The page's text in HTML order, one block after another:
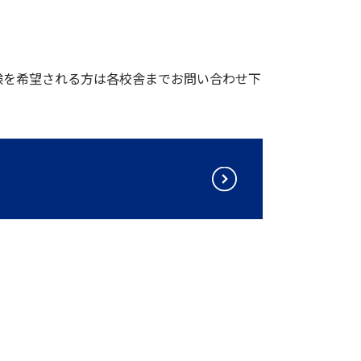
希望される方は各校舎までお問い合わせ下